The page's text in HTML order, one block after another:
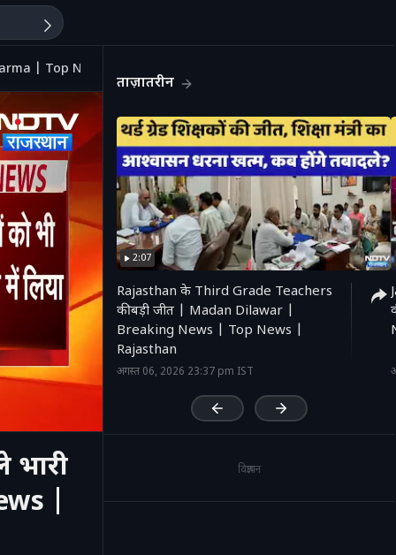
| Top News | Breaking News
|
ताज़ातरीन
2:07
Rajasthan के Third Grade Teachers
की बड़ी जीत | Madan Dilawar |
Breaking News | Top News |
Rajasthan
अगस्त 06, 2026 23:37 pm IST
विज्ञापन